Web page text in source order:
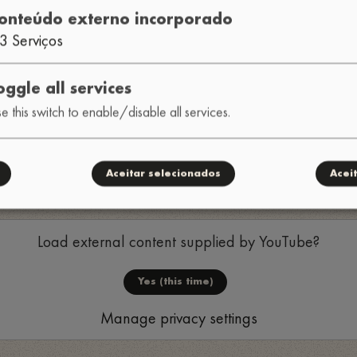
Load external content supplied byYouTube?
Yes (this time)
Manage privacy settings
externo incorporado
3 Serviços
all services
this switch to enable/disable all services.
Aceitar selecionados